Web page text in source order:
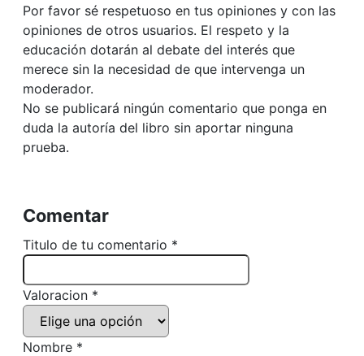
Por favor sé respetuoso en tus opiniones y con las
opiniones de otros usuarios. El respeto y la
educación dotarán al debate del interés que
merece sin la necesidad de que intervenga un
moderador.
No se publicará ningún comentario que ponga en
duda la autoría del libro sin aportar ninguna
prueba.
Comentar
Titulo de tu comentario *
Valoracion *
Nombre *